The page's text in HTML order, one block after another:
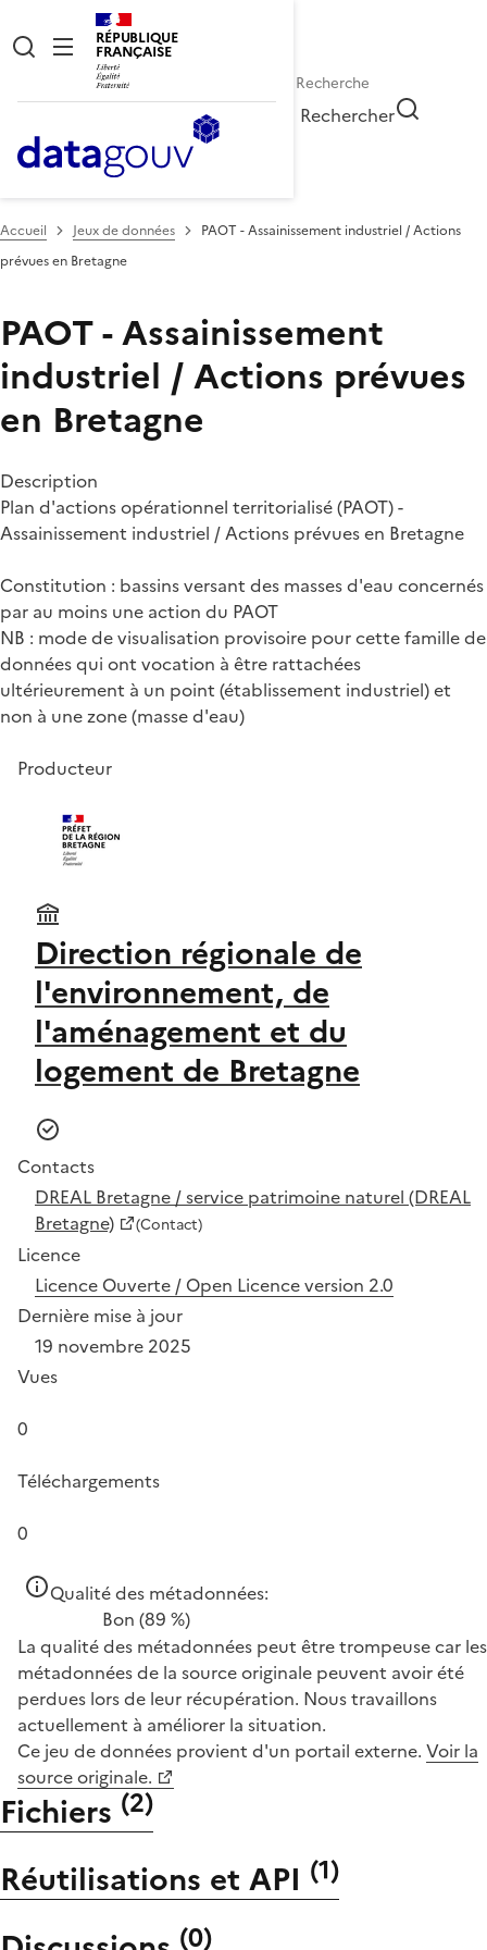
RÉPUBLIQUE
FRANÇAISE
Rechercher
Accueil Jeux de données
PAOT - Assainissement industriel / Actions
prévues en Bretagne
PAOT - Assainissement
industriel / Actions prévues
en Bretagne
Description
Plan d'actions opérationnel territorialisé (PAOT) -
Assainissement industriel / Actions prévues en Bretagne
Constitution : bassins versant des masses d'eau concernés
par au moins une action du PAOT
NB : mode de visualisation provisoire pour cette famille de
données qui ont vocation à être rattachées
ultérieurement à un point (établissement industriel) et
non à une zone (masse d'eau)
Producteur
Direction régionale de
l'environnement, de
l'aménagement et du
logement de Bretagne
Contacts
DREAL Bretagne / service patrimoine naturel (DREAL
Bretagne)
(Contact)
Licence
Licence Ouverte / Open Licence version 2.0
Dernière mise à jour
19 novembre 2025
Vues
0
Téléchargements
0
Qualité des métadonnées:
Bon (89 %)
La qualité des métadonnées peut être trompeuse car les
métadonnées de la source originale peuvent avoir été
perdues lors de leur récupération. Nous travaillons
actuellement à améliorer la situation.
Ce jeu de données provient d'un portail externe. Voir la
source originale.
Fichiers (2)
Réutilisations et API (1)
(0)